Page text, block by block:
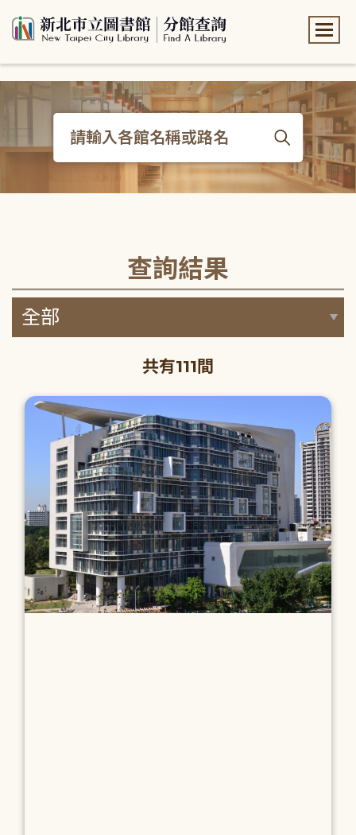
查詢結果
共有111間